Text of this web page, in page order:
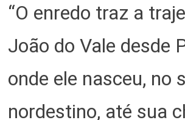
“O enredo traz a
João do Vale desde
onde ele nasceu, no
nordestino, até sua